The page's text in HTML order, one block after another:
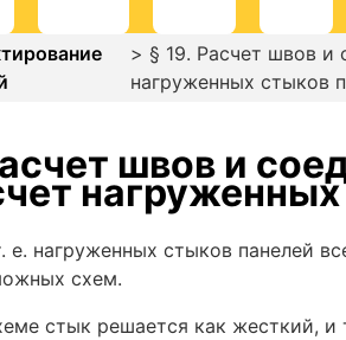
> § 19. Расчет швов и
нагруженных стыков
швов и
е. нагруженных стыков панелей
схем.
стык решается как жесткий, и